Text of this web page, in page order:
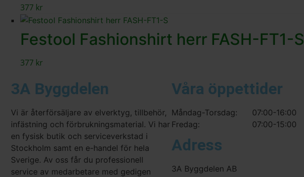
377 kr
Festool Fashionshirt herr FASH-FT1-S
377 kr
3A Byggdelen
Vi är återförsäljare av elverktyg, tillbehör,
infästning och förbrukningsmaterial. Vi har
en fysisk butik och serviceverkstad i
Stockholm samt en e-handel för hela
Sverige. Av oss får du professionell
service av medarbetare med gedigen
Våra öppettider
Måndag-Torsdag:
Fredag:
07:00-16:00
07:00-15:00
Adress
3A Byggdelen AB